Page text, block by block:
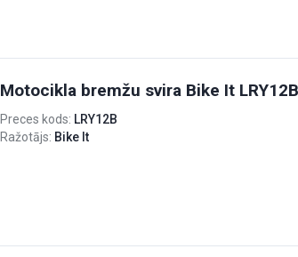
Motocikla bremžu svira Bike It LRY12B
Preces kods: LRY12B
Ražotājs: Bike It